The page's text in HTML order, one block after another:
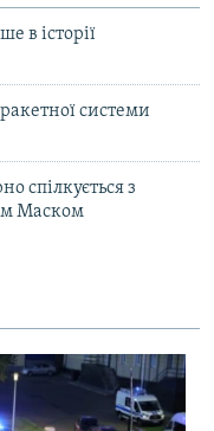
в історії
системи
спілкується з
Маском